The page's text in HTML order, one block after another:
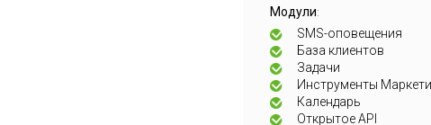
Модули:
SMS-оповещения
База клиентов
Задачи
Инструменты
Календарь
Открытое API